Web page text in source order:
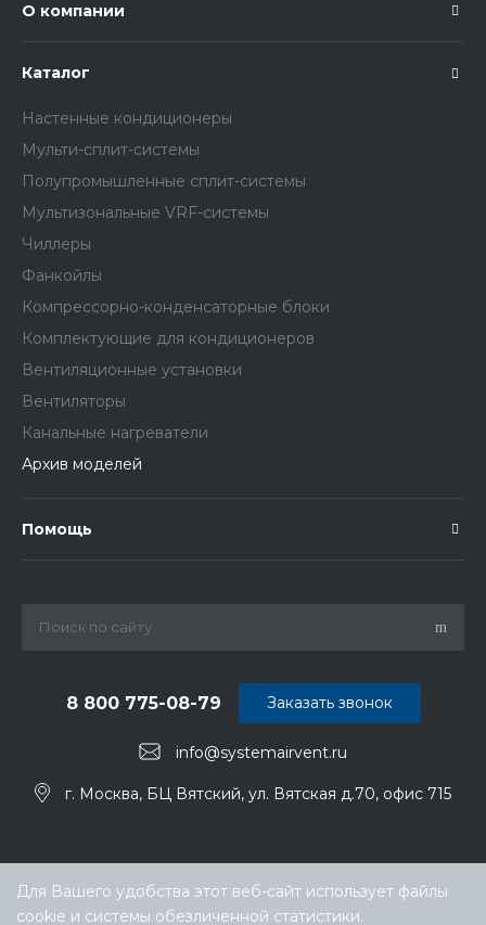
О компании
Каталог
Настенные кондиционеры
Мульти-сплит-системы
Полупромышленные сплит-системы
Мультизональные VRF-системы
Чиллеры
Фанкойлы
Компрессорно-конденсаторные блоки
Комплектующие для кондиционеров
Вентиляционные установки
Вентиляторы
Канальные нагреватели
Архив моделей
Помощь
info@systemairvent.ru
8 800 775-08-79
г. Москва, БЦ Вятский, ул. Вятская д.70, офис 715
Заказать звонок
Для Вашего удобства этот веб-сайт использует файлы
cookie и системы обезличенной статистики.